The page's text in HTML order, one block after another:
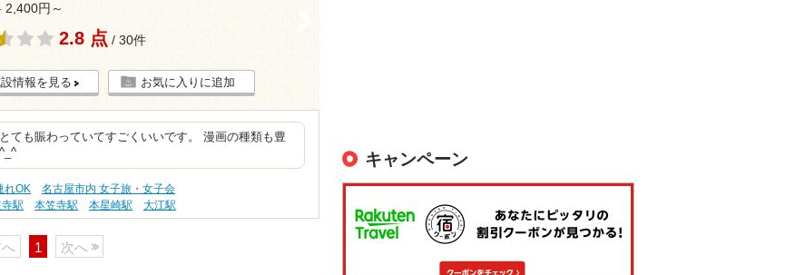
2,400円～
2.8 点 / 30件
情報を見る お気に入りに追加
ても賑わっていてすごくいいです。 漫画の種類も豊
れOK
名古屋市内 女子旅・女子会
駅 本笠寺駅 本星崎駅 大江駅
1 次へ
キャンペーン